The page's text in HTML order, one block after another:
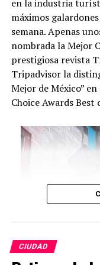
en la industria
máximos
semana. Apenas
nombrada la Mejor
prestigiosa revista
Tripadvisor la
Mejor de México”
Choice Awards Best
CIUDAD